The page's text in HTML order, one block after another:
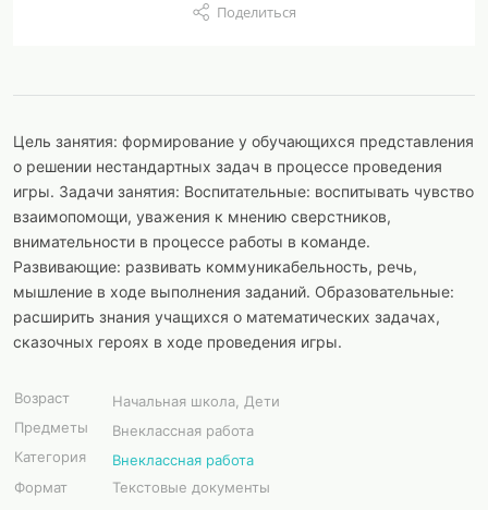
Поделиться
Цель занятия: формирование у обучающихся представления
о решении нестандартных задач в процессе проведения
игры. Задачи занятия: Воспитательные: воспитывать чувство
взаимопомощи, уважения к мнению сверстников,
внимательности в процессе работы в команде.
Развивающие: развивать коммуникабельность, речь,
мышление в ходе выполнения заданий. Образовательные:
расширить знания учащихся о математических задачах,
сказочных героях в ходе проведения игры.
Возраст
Начальная школа, Дети
Предметы
Внеклассная работа
Категория
Внеклассная работа
Формат
Текстовые документы